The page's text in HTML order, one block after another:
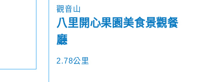
觀音山
八里開心果園美食景觀餐
廳
2.78公里